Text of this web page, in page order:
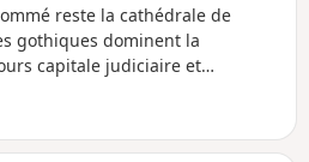
reste la cathédrale de
gothiques dominent la
capitale judiciaire et
Pour l'heure, découvrez
emblématiques.